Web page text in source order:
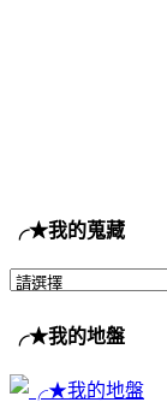
╭★我的蒐藏
╭★我的地盤